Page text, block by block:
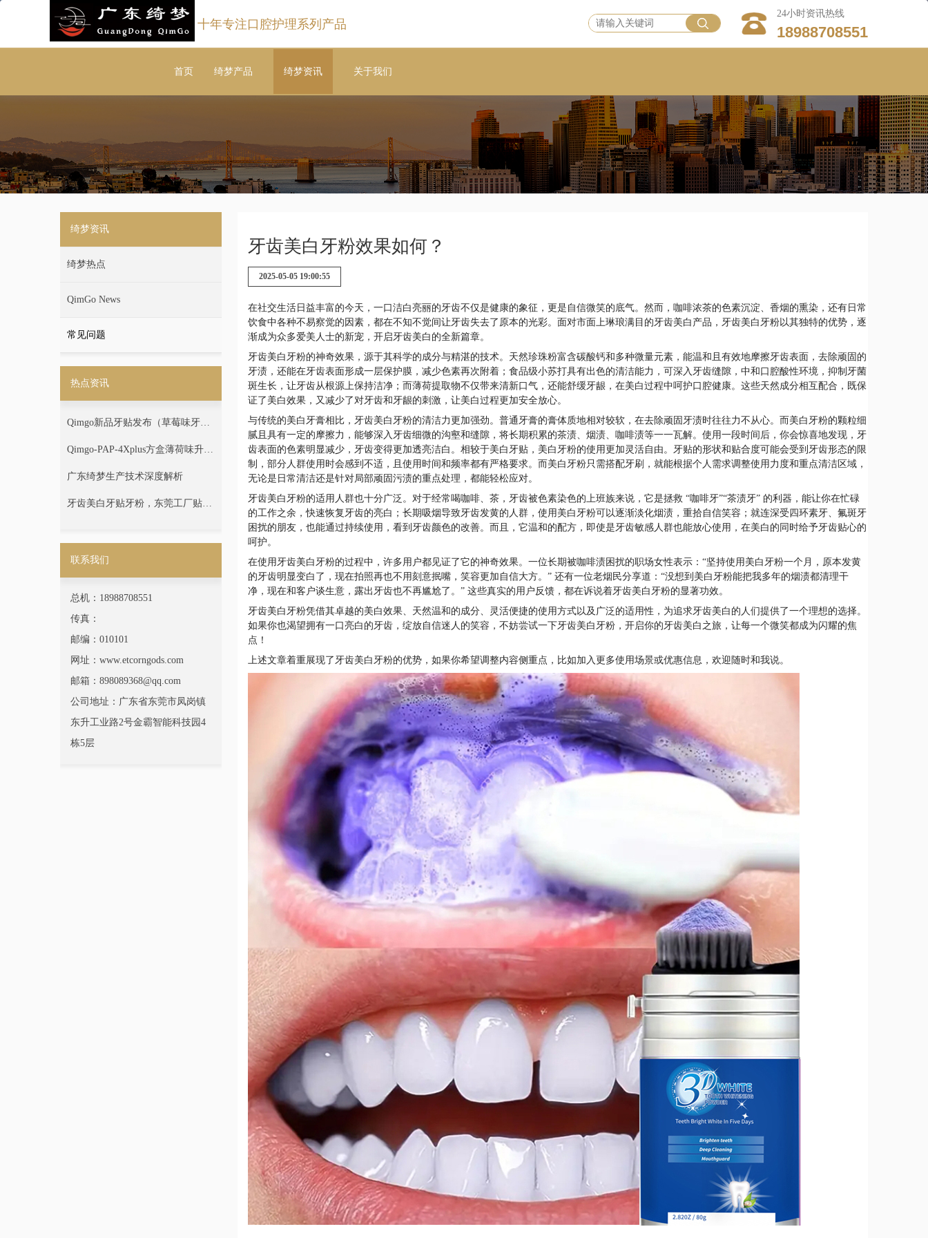
十年专注口腔护理系列产品
24小时资讯热线
18988708551
首页 绮梦产品 绮梦资讯 关于我们
绮梦资讯
绮梦热点
QimGo News
常见问题
热点资讯
Qimgo新品牙贴发布（草莓味牙齿
美白牙贴）
Qimgo-PAP-4Xplus方盒薄荷味升级
版牙贴跨境专供
广东绮梦生产技术深度解析
牙齿美白牙贴牙粉，东莞工厂贴牌
联系我们
总机：18988708551
传真：
邮编：010101
网址：www.etcorngods.com
邮箱：898089368@qq.com
公司地址：广东省东莞市凤岗镇
东升工业路2号金霸智能科技园4
栋5层
牙齿美白牙粉效果如何？
2025-05-05 19:00:55
在社交生活日益丰富的今天，一口洁白亮丽的牙齿不仅是健康的象征，更是自信微笑的底气。然而，咖啡浓茶的色素沉淀、香烟的熏染，还有日常
饮食中各种不易察觉的因素，都在不知不觉间让牙齿失去了原本的光彩。面对市面上琳琅满目的牙齿美白产品，牙齿美白牙粉以其独特的优势，逐
渐成为众多爱美人士的新宠，开启牙齿美白的全新篇章。
牙齿美白牙粉的神奇效果，源于其科学的成分与精湛的技术。天然珍珠粉富含碳酸钙和多种微量元素，能温和且有效地摩擦牙齿表面，去除顽固的
牙渍，还能在牙齿表面形成一层保护膜，减少色素再次附着；食品级小苏打具有出色的清洁能力，可深入牙齿缝隙，中和口腔酸性环境，抑制牙菌
斑生长，让牙齿从根源上保持洁净；而薄荷提取物不仅带来清新口气，还能舒缓牙龈，在美白过程中呵护口腔健康。这些天然成分相互配合，既保
证了美白效果，又减少了对牙齿和牙龈的刺激，让美白过程更加安全放心。
与传统的美白牙膏相比，牙齿美白牙粉的清洁力更加强劲。普通牙膏的膏体质地相对较软，在去除顽固牙渍时往往力不从心。而美白牙粉的颗粒细
腻且具有一定的摩擦力，能够深入牙齿细微的沟壑和缝隙，将长期积累的茶渍、烟渍、咖啡渍等一一瓦解。使用一段时间后，你会惊喜地发现，牙
齿表面的色素明显减少，牙齿变得更加透亮洁白。相较于美白牙贴，美白牙粉的使用更加灵活自由。牙贴的形状和贴合度可能会受到牙齿形态的限
制，部分人群使用时会感到不适，且使用时间和频率都有严格要求。而美白牙粉只需搭配牙刷，就能根据个人需求调整使用力度和重点清洁区域，
无论是日常清洁还是针对局部顽固污渍的重点处理，都能轻松应对。
牙齿美白牙粉的适用人群也十分广泛。对于经常喝咖啡、茶，牙齿被色素染色的上班族来说，它是拯救 “咖啡牙”“茶渍牙” 的利器，能让你在忙碌
的工作之余，快速恢复牙齿的亮白；长期吸烟导致牙齿发黄的人群，使用美白牙粉可以逐渐淡化烟渍，重拾自信笑容；就连深受四环素牙、氟斑牙
困扰的朋友，也能通过持续使用，看到牙齿颜色的改善。而且，它温和的配方，即使是牙齿敏感人群也能放心使用，在美白的同时给予牙齿贴心的
呵护。
在使用牙齿美白牙粉的过程中，许多用户都见证了它的神奇效果。一位长期被咖啡渍困扰的职场女性表示：“坚持使用美白牙粉一个月，原本发黄
的牙齿明显变白了，现在拍照再也不用刻意抿嘴，笑容更加自信大方。” 还有一位老烟民分享道：“没想到美白牙粉能把我多年的烟渍都清理干
净，现在和客户谈生意，露出牙齿也不再尴尬了。” 这些真实的用户反馈，都在诉说着牙齿美白牙粉的显著功效。
牙齿美白牙粉凭借其卓越的美白效果、天然温和的成分、灵活便捷的使用方式以及广泛的适用性，为追求牙齿美白的人们提供了一个理想的选择。
如果你也渴望拥有一口亮白的牙齿，绽放自信迷人的笑容，不妨尝试一下牙齿美白牙粉，开启你的牙齿美白之旅，让每一个微笑都成为闪耀的焦
点！
上述文章着重展现了牙齿美白牙粉的优势，如果你希望调整内容侧重点，比如加入更多使用场景或优惠信息，欢迎随时和我说。